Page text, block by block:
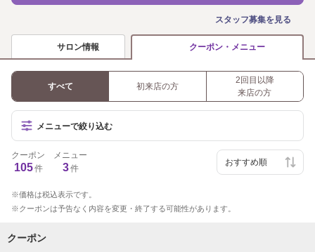
スタッフ募集を見る
サロン情報 クーポン・メニュー
すべて 初来店の方
2回目以降
来店の方
メニューで絞り込む
クーポン
105件
メニュー
3件
価格は税込表示です。
クーポンは予告なく内容を変更・終了する可能性があります。
クーポン